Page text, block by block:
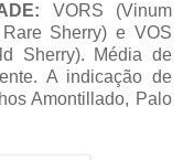
VORS (Vinum
Sherry) e VOS
Sherry). Média de
A indicação de
Amontillado, Palo